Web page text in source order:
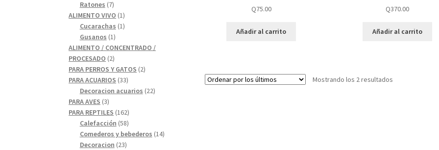
Q75.00
Añadir al carrito
Q370.00
Añadir al carrito
Mostrando los 2 resultados
productos
Ratones 77
productos
ALIMENTO VIVO 11
producto
Cucarachas 11
Gusanos 11
producto
ALIMENTO / CONCENTRADO /
PROCESADO 22
productos
PARA PERROS Y GATOS 22
PARA ACUARIOS 3333
productos
Decoracion acuarios 2222
PARA AVES 33
productos
PARA REPTILES 162162
productos
Calefacción 5858
productos
Comederos y bebederos 1414
Decoracion 2323